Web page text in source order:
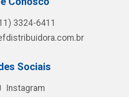
3324-6411
Sociais
Instagram